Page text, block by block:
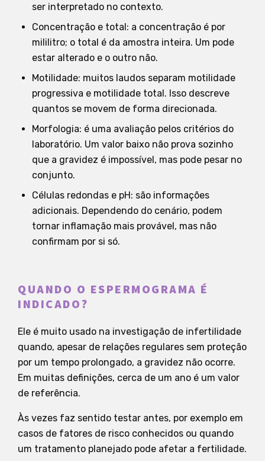
ser interpretado no contexto.
Concentração e total: a concentração é por
mililitro; o total é da amostra inteira. Um pode
estar alterado e o outro não.
Motilidade: muitos laudos separam motilidade
progressiva e motilidade total. Isso descreve
quantos se movem de forma direcionada.
Morfologia: é uma avaliação pelos critérios do
laboratório. Um valor baixo não prova sozinho
que a gravidez é impossível, mas pode pesar no
conjunto.
Células redondas e pH: são informações
adicionais. Dependendo do cenário, podem
tornar inflamação mais provável, mas não
confirmam por si só.
QUANDO O ESPERMOGRAMA É
INDICADO?
Ele é muito usado na investigação de infertilidade
quando, apesar de relações regulares sem proteção
por um tempo prolongado, a gravidez não ocorre.
Em muitas definições, cerca de um ano é um valor
de referência.
Às vezes faz sentido testar antes, por exemplo em
casos de fatores de risco conhecidos ou quando
um tratamento planejado pode afetar a fertilidade.